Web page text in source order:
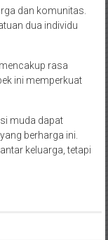
dan komunitas.
dua individu
rasa
ini memperkuat
muda dapat
berharga ini.
keluarga, tetapi